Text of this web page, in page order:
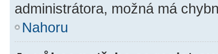
administrátora, možná má
Nahoru